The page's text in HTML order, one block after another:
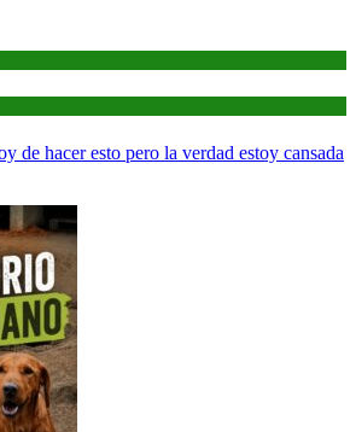
de hacer esto pero la verdad estoy cansada